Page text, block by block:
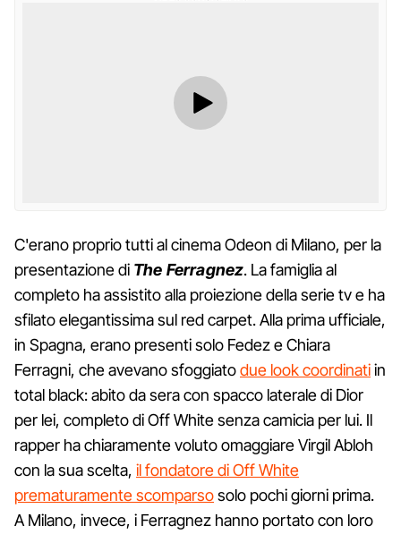
C'erano proprio tutti al cinema Odeon di Milano, per la
presentazione di The Ferragnez. La famiglia al
completo ha assistito alla proiezione della serie tv e ha
sfilato elegantissima sul red carpet. Alla prima ufficiale,
in Spagna, erano presenti solo Fedez e Chiara
Ferragni, che avevano sfoggiatodue look coordinatiin
total black: abito da sera con spacco laterale di Dior
per lei, completo di Off White senza camicia per lui. Il
rapper ha chiaramente voluto omaggiare Virgil Abloh
con la sua scelta, il fondatore di Off White
prematuramente scomparsosolo pochi giorni prima.
A Milano, invece, i Ferragnez hanno portato con loro